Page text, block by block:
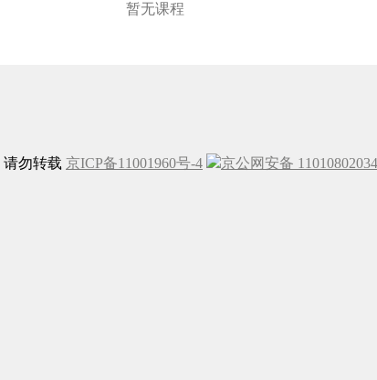
暂无课程
请勿转载 京ICP备11001960号-4 京公网安备